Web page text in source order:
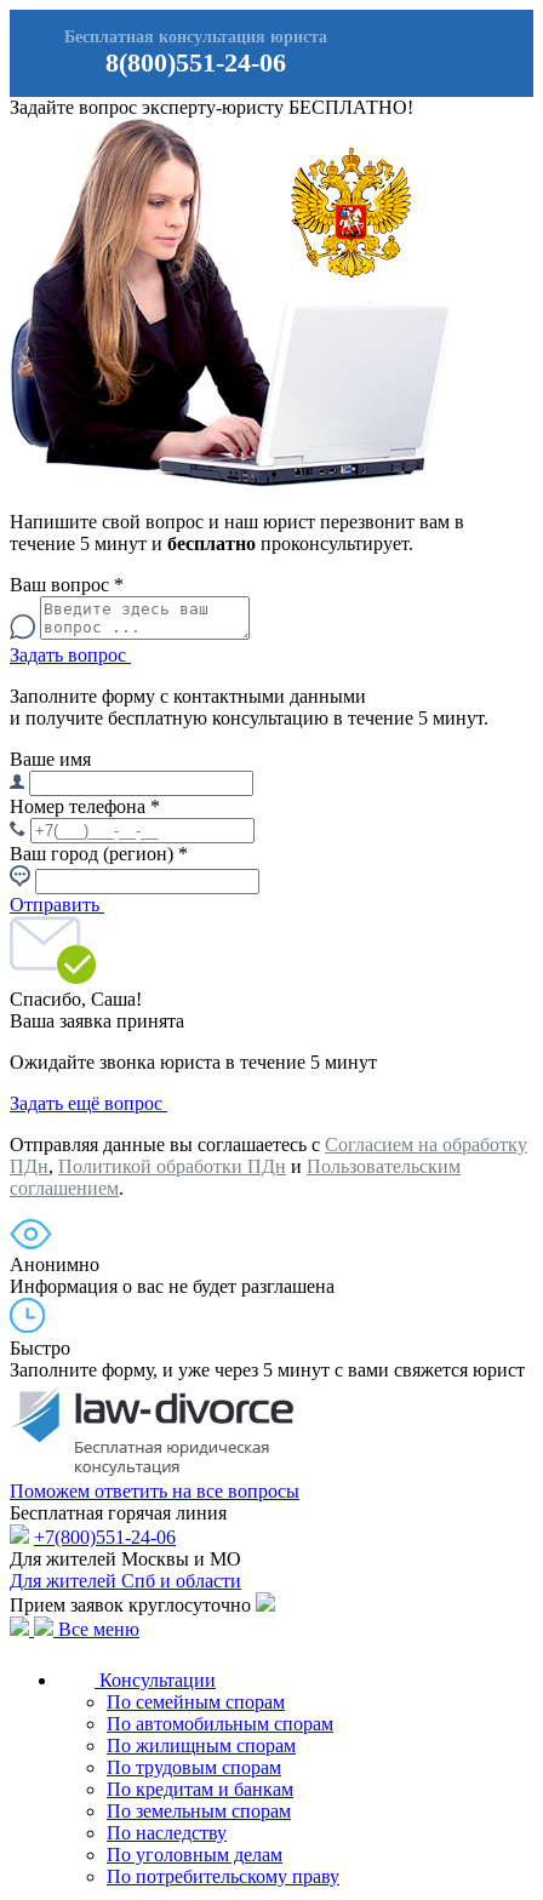
8(800)551-24-06
Бесплатная консультация юриста
Задайте вопрос эксперту-юристу БЕСПЛАТНО!
Напишите свой вопрос и наш юрист перезвонит вам в
течение 5 минут и бесплатно проконсультирует.
Ваш вопрос *
Задать вопрос
Заполните форму с контактными данными
и получите бесплатную консультацию в течение 5 минут.
Ваше имя
Номер телефона *
Ваш город (регион) *
Отправить
Спасибо, Саша!
Ваша заявка принята
Ожидайте звонка юриста в течение 5 минут
Задать ещё вопрос
Отправляя данные вы соглашаетесь с Согласием на обработку
ПДн, Политикой обработки ПДн и Пользовательским
соглашением.
Анонимно
Информация о вас не будет разглашена
Быстро
Заполните форму, и уже через 5 минут с вами свяжется юрист
Поможем ответить на все вопросы
Бесплатная горячая линия
+7(800)551-24-06
Для жителей Москвы и МО
Для жителей Спб и области
Прием заявок круглосуточно
Все меню
Консультации
По семейным спорам
По автомобильным спорам
По жилищным спорам
По трудовым спорам
По кредитам и банкам
По земельным спорам
По наследству
По уголовным делам
По потребительскому праву